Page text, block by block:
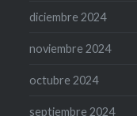
diciembre 2024
noviembre 2024
octubre 2024
septiembre 2024